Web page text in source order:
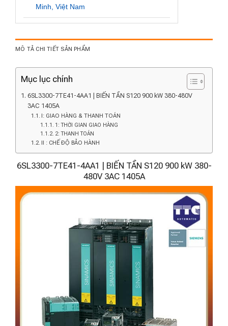
Minh, Việt Nam
MÔ TẢ CHI TIẾT SẢN PHẨM
Mục lục chính
6SL3300-7TE41-4AA1 | BIẾN TẦN S120 900 kW 380-480V
3AC 1405A
I: GIAO HÀNG & THANH TOÁN
1: THỜI GIAN GIAO HÀNG
2: THANH TOÁN
II : CHẾ ĐỘ BẢO HÀNH
6SL3300-7TE41-4AA1 | BIẾN TẦN S120 900 kW 380-
480V 3AC 1405A